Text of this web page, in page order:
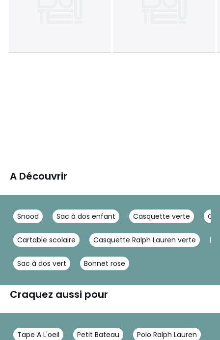
A Découvrir
Snood Sac à dos enfant Casquette verte
Cartable scolaire Casquette Ralph Lauren verte
Sac à dos vert Bonnet rose
Craquez aussi pour
Tape A L'oeil Petit Bateau Polo Ralph Lauren